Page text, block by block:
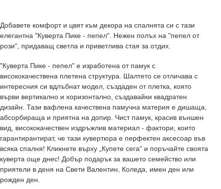
Добавете комфорт и цвят към декора на спалнята си с тази
елегантна "Куверта Пике - пепел". Нежен полъх на "пепел от
рози", придаващ светла и приветлива стая за отдих.
"Куверта Пике - пепел" е изработена от памук с
висококачествена плетена структура. Шалтето се отличава с
интересния си вдлъбнат модел, създаден от плетка, която
върви вертикално и хоризонтално, създавайки квадратен
дизайн. Тази вафлена качествена памучна материя е дишаща,
абсорбираща и приятна на допир. Чист памук, красив външен
вид, висококачествен издръжлив материал - фактори, които
гарантирантират, че тази кувертюра е перфектен аксесоар във
всяка спалня! Кликнете върху „Купете сега“ и поръчайте своята
куверта още днес! Добър подарък за вашето семейство или
приятели в деня на Свети Валентин, Коледа, имен ден или
рожден ден.